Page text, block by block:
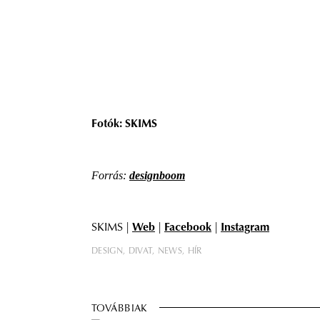
Fotók: SKIMS
Forrás: designboom
SKIMS | Web Facebook Instagram
DESIGN DIVAT NEWS HÍR
TOVÁBBIAK